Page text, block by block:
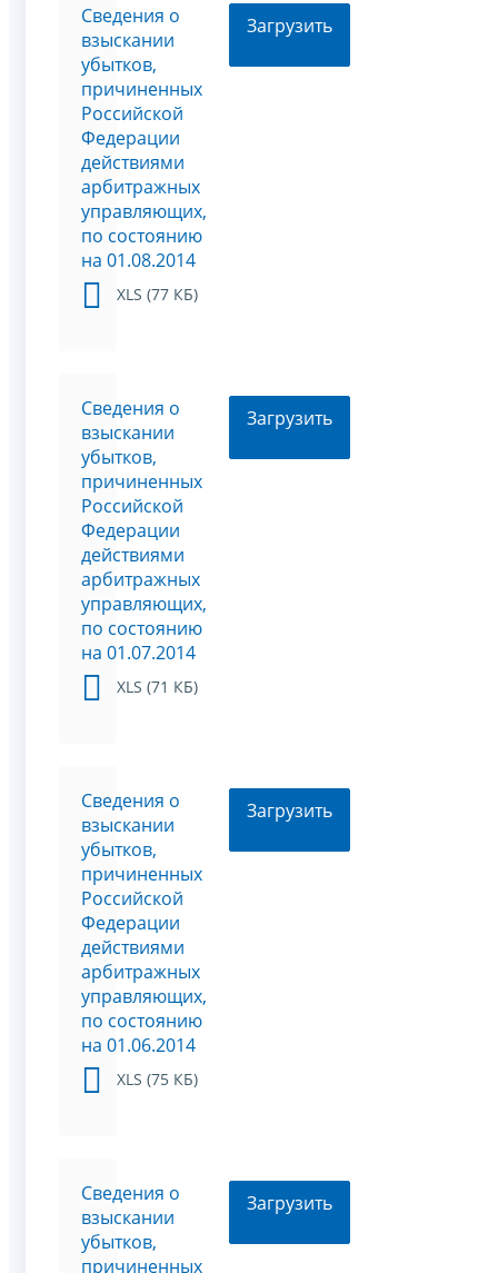
Сведения о
взыскании
убытков,
причиненных
Российской
Федерации
действиями
арбитражных
управляющих,
по состоянию
на 01.08.2014
XLS (77 КБ)
Загрузить
Сведения о
взыскании
убытков,
причиненных
Российской
Федерации
действиями
арбитражных
управляющих,
по состоянию
на 01.07.2014
XLS (71 КБ)
Загрузить
Сведения о
взыскании
убытков,
причиненных
Российской
Федерации
действиями
арбитражных
управляющих,
по состоянию
на 01.06.2014
XLS (75 КБ)
Загрузить
Сведения о
взыскании
убытков,
причиненных
Загрузить